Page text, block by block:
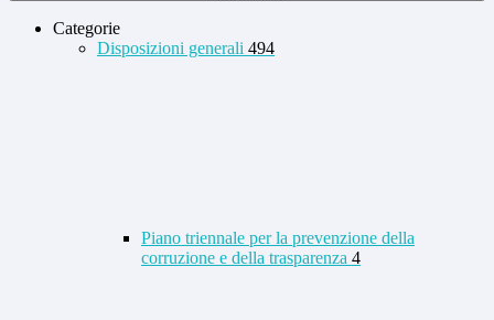
Categorie
Disposizioni generali 494
Piano triennale per la prevenzione della
corruzione e della trasparenza 4